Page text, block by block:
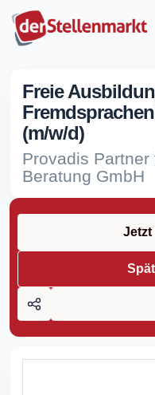
Freie
(m/w/d)
Provadis
Beratung GmbH
Jetzt